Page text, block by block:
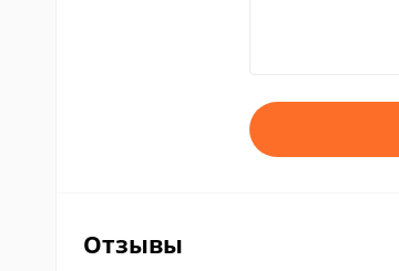
Отзывы